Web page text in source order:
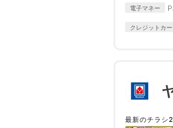
電子マネー
クレジットカー
最新のチラシ